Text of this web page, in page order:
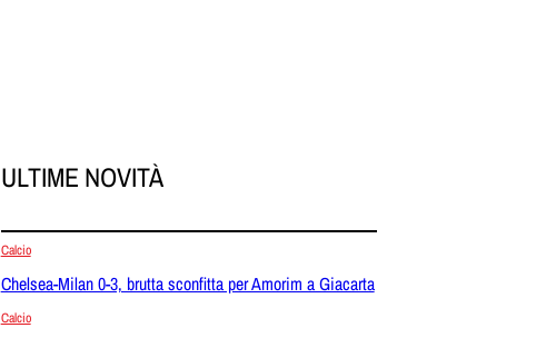
ULTIME NOVITÀ
Calcio
Chelsea-Milan 0-3, brutta sconfitta per Amorim a Giacarta
Calcio